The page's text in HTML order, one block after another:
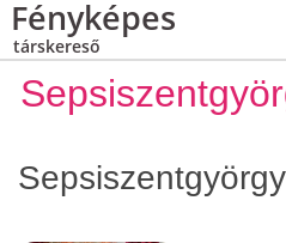
Fényképes
társkereső